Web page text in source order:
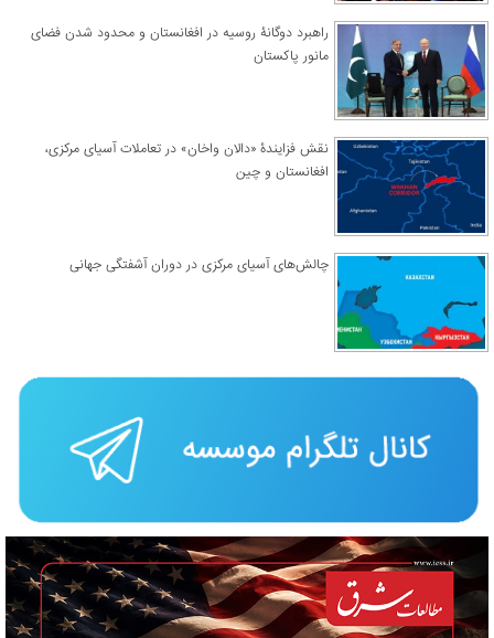
راهبرد دوگانۀ روسیه در افغانستان و محدود شدن فضای
مانور پاکستان
نقش فزایندۀ «دالان واخان» در تعاملات آسیای مرکزی،
افغانستان و چین
چالش‌های آسیای مرکزی در دوران آشفتگی جهانی